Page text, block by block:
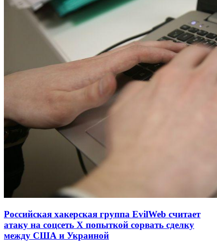
Российская хакерская группа EvilWeb считает
атаку на соцсеть Х попыткой сорвать сделку
между США и Украиной